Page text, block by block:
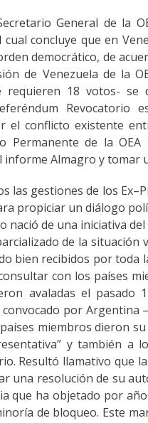
General de la
cual concluye que en
democrático, de
de Venezuela de la
requieren 18 votos- se
el conflicto existente
Permanente de la
Almagro y tomar
las gestiones de los
propiciar un diálogo
nació de una iniciativa
de la situación
bien recibidos por toda
con los países
avaladas el
convocado por Argentina
miembros dieron
y también a
Resultó llamativo que
una resolución de su
que ha objetado por
de bloqueo. Este